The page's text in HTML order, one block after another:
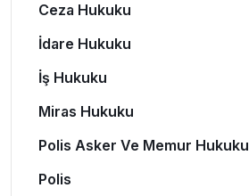
Ceza Hukuku
İdare Hukuku
İş Hukuku
Miras Hukuku
Polis Asker Ve Memur Hukuku
Polis